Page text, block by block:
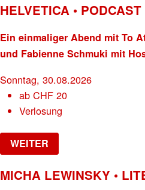
HELVETICA • PODCAST
Ein einmaliger Abend mit To
und Fabienne Schmuki mit
Sonntag, 30.08.2026
abCHF 20
Verlosung
WEITER
MICHA LEWINSKY •